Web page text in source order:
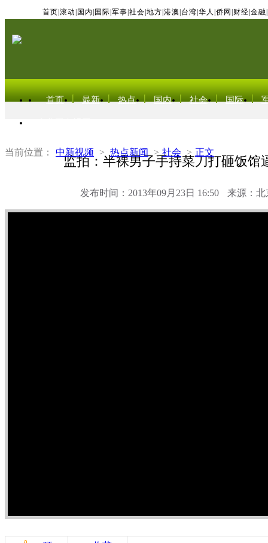
首页 滚动 国内 国际 军事 社会 地方 港澳 台湾 华人 侨网 财经 金融
首页 最新 热点 国内 社会 国际
当前位置： 中新视频 > 热点新闻 > 社会 > 正文
监拍：半裸男子手持菜刀打砸饭馆
发布时间：2013年09月23日 16:50 来源：北